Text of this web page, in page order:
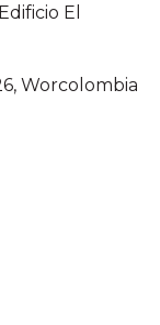
El
Worcolombia